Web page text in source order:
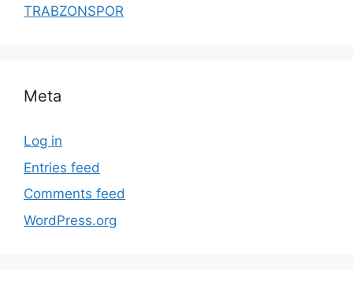
TRABZONSPOR
Meta
Log in
Entries feed
Comments feed
WordPress.org